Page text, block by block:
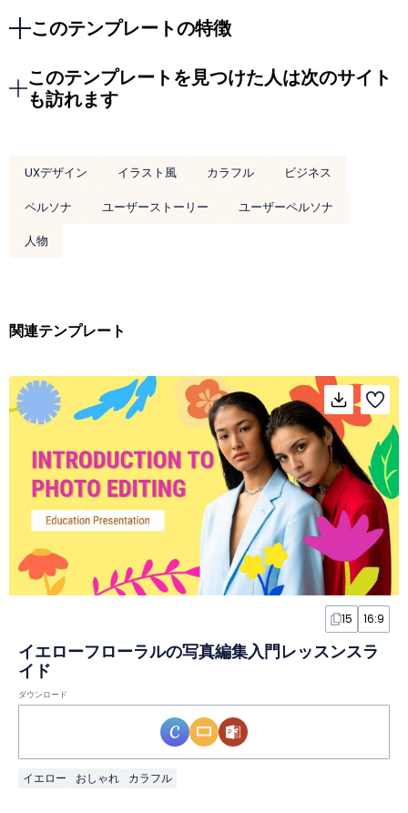
このテンプレートの特徴
このテンプレートを見つけた人は次のサイト
も訪れます
UXデザイン イラスト風 カラフル
ビジネス
ペルソナ
ユーザーストーリー
ユーザーペルソナ
人物
関連テンプレート
15 16:9
イエローフローラルの写真編集入門レッスンスラ
イド
ダウンロード
イエロー おしゃれ カラフル